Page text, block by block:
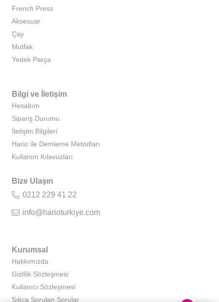
French Press
Aksesuar
Çay
Mutfak
Yedek Parça
Bilgi ve İletişim
Hesabım
Sipariş Durumu
İletişim Bilgileri
Hario ile Demleme Metodları
Kullanım Kılavuzları
Bize Ulaşın
0212 229 41 22
info@harioturkiye.com
Kurumsal
Hakkımızda
Gizlilik Sözleşmesi
Kullanıcı Sözleşmesi
Sıkça Sorulan Sorular